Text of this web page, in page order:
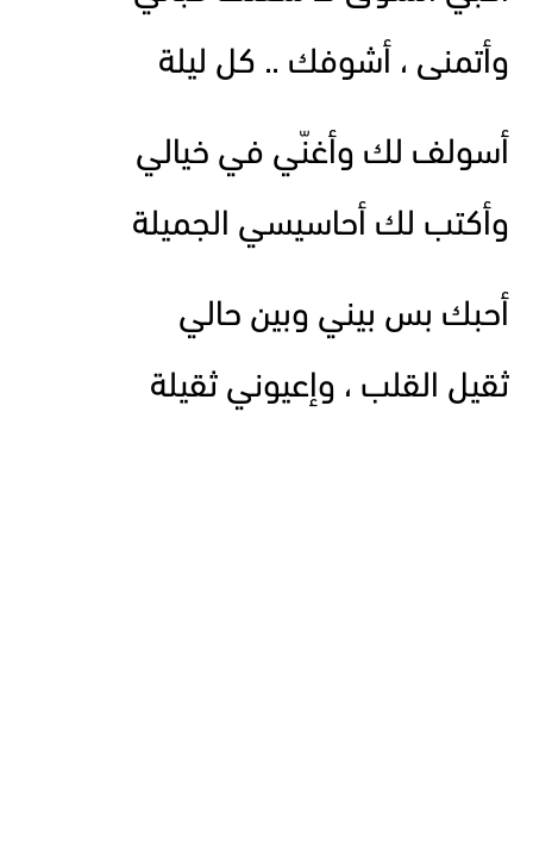
وأتمنى ، أشوفك .. كل ليلة
أسولف لك وأغنّي في خيالي
وأكتب لك أحاسيسي الجميلة
أحبك بس بيني وبين حالي
ثقيل القلب ، وإعيوني ثقيلة